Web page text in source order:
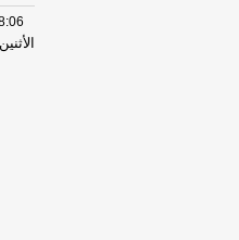
الأثنين 03-08-2026